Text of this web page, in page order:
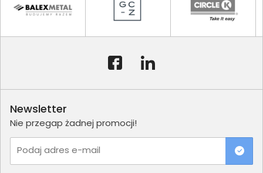
Newsletter
Nie przegap żadnej promocji!
Podaj adres e-mail